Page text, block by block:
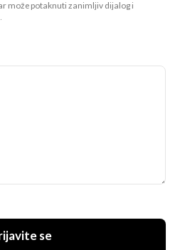
može potaknuti zanimljiv dijalog i
se